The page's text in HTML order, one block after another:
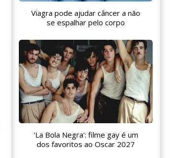
Viagra pode ajudar câncer a não
se espalhar pelo corpo
'La Bola Negra': filme gay é um
dos favoritos ao Oscar 2027